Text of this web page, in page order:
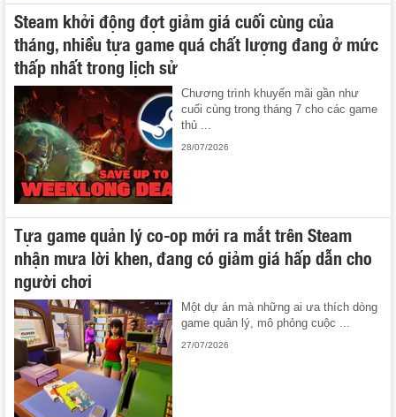
Steam khởi động đợt giảm giá cuối cùng của
tháng, nhiều tựa game quá chất lượng đang ở mức
thấp nhất trong lịch sử
Chương trình khuyến mãi gần như
cuối cùng trong tháng 7 cho các game
thủ ...
28/07/2026
Tựa game quản lý co-op mới ra mắt trên Steam
nhận mưa lời khen, đang có giảm giá hấp dẫn cho
người chơi
Một dự án mà những ai ưa thích dòng
game quản lý, mô phỏng cuộc ...
27/07/2026